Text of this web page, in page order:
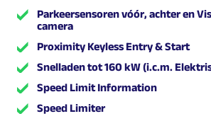
Parkeersensoren vóór, achter en
camera
Proximity Keyless Entry & Start
Snelladen tot 160 kW (i.c.m.
Speed Limit Information
Speed Limiter